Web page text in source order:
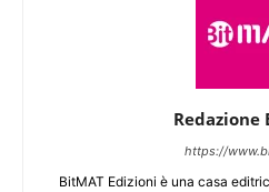
Redazione
https://
BitMAT Edizioni è una casa